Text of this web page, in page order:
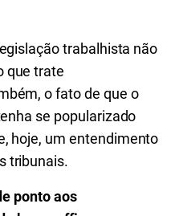
trabalhista não
que trate
o fato de que o
se popularizado
hoje, um entendimento
tribunais.
ponto aos